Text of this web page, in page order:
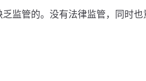
监管的。没有法律监管，同时